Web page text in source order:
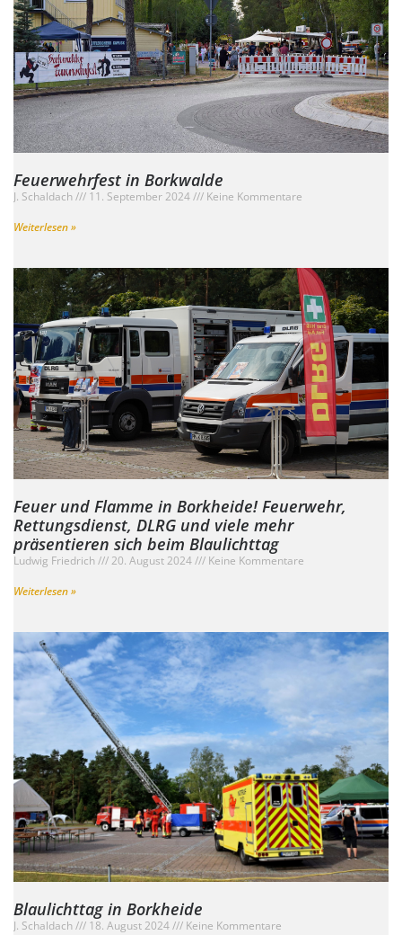
Feuerwehrfest in Borkwalde
J. Schaldach 11. September 2024
Keine Kommentare
Weiterlesen »
Feuer und Flamme in Borkheide! Feuerwehr,
Rettungsdienst, DLRG und viele mehr
präsentieren sich beim Blaulichttag
Ludwig Friedrich 20. August 2024
Keine Kommentare
Weiterlesen »
Blaulichttag in Borkheide
J. Schaldach 18. August 2024
Keine Kommentare